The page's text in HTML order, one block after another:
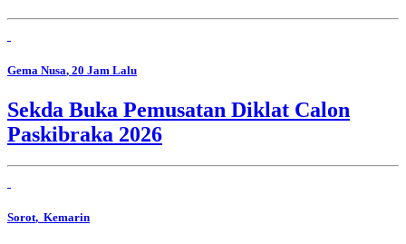
Gema Nusa, 20 Jam Lalu
Sekda Buka Pemusatan Diklat Calon
Paskibraka 2026
Sorot, Kemarin